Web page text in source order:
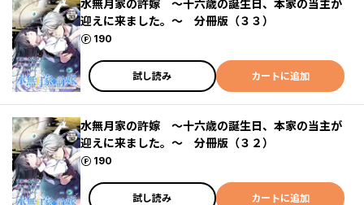
水無月家の許嫁 ～十六歳の誕生日、本家の当主が
迎えに来ました。～ 分冊版（３３）
190
ポイント
試し読み カートに追加
水無月家の許嫁 ～十六歳の誕生日、本家の当主が
迎えに来ました。～ 分冊版（３２）
190
ポイント
試し読み カートに追加